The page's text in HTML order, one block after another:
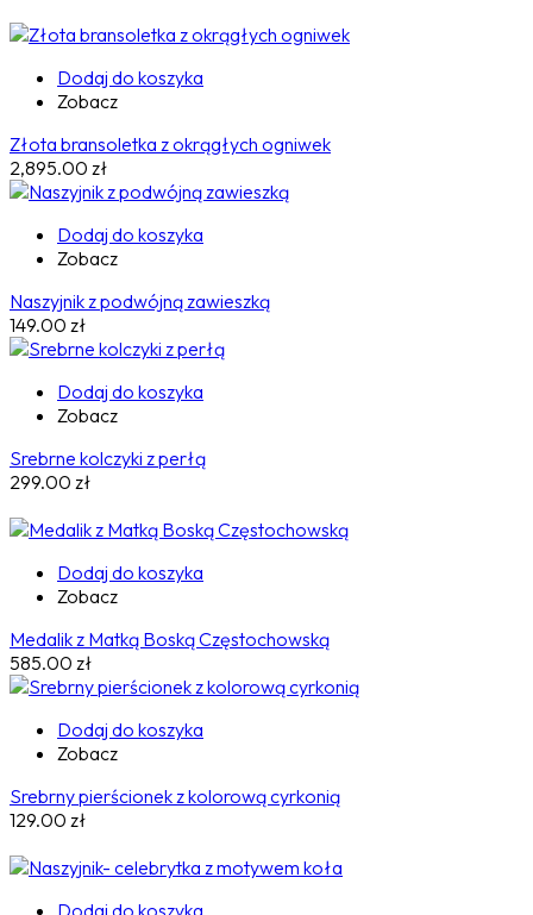
Dodaj do koszyka
Zobacz
Złota bransoletka z okrągłych ogniwek
2,895.00 zł
Dodaj do koszyka
Zobacz
Naszyjnik z podwójną zawieszką
149.00 zł
Dodaj do koszyka
Zobacz
Srebrne kolczyki z perłą
299.00 zł
Dodaj do koszyka
Zobacz
Medalik z Matką Boską Częstochowską
585.00 zł
Dodaj do koszyka
Zobacz
Srebrny pierścionek z kolorową cyrkonią
129.00 zł
Dodaj do koszyka